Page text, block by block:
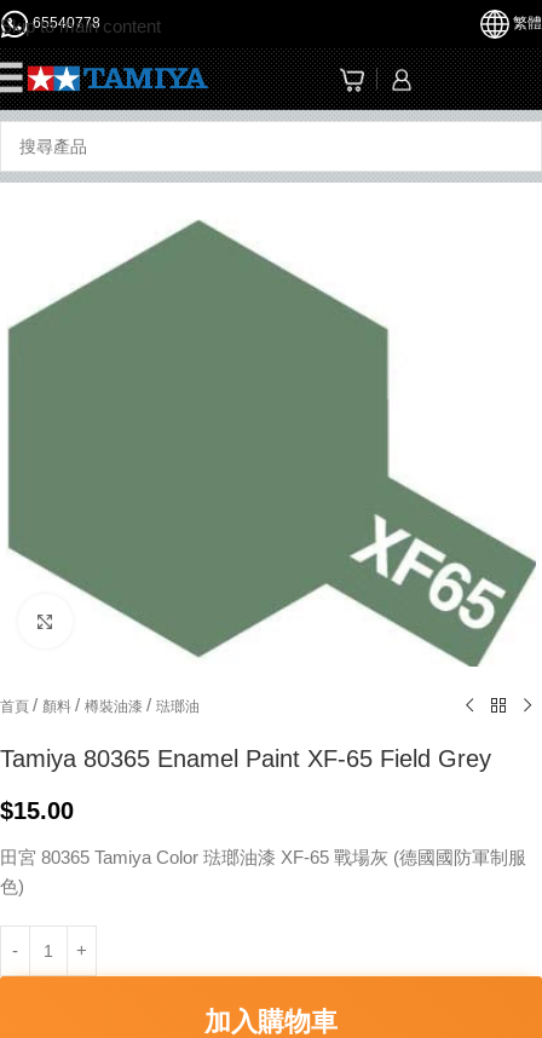
Skip to main content
65540778 繁體
Click to enlarge
首頁 / 顏料 / 樽裝油漆 / 琺瑯油
Tamiya 80365 Enamel Paint XF-65 Field Grey
$15.00
田宮 80365 Tamiya Color 琺瑯油漆 XF-65 戰場灰 (德國國防軍制服
色)
加入購物車